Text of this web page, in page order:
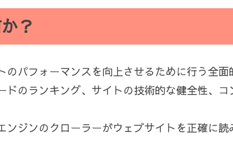
？
のパフォーマンスを向上させるために行う全面
ドのランキング、サイトの技術的な健全性、
ンジンのクローラーがウェブサイトを正確に